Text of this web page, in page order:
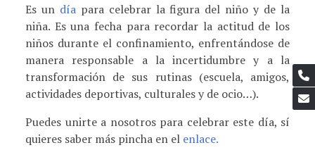
Es un día para celebrar la figura del niño y de la
niña. Es una fecha para recordar la actitud de los
niños durante el confinamiento, enfrentándose de
manera responsable a la incertidumbre y a la
transformación de sus rutinas (escuela, amigos,
actividades deportivas, culturales y de ocio…).
Puedes unirte a nosotros para celebrar este día, sí
quieres saber más pincha en el enlace.